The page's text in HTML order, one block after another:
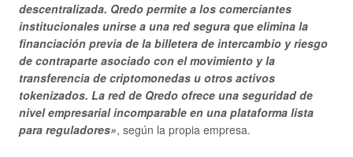
descentralizada. Qredo permite a los comerciantes
institucionales unirse a una red segura que elimina la
financiación previa de la billetera de intercambio y riesgo
de contraparte asociado con el movimiento y la
transferencia de criptomonedas u otros activos
tokenizados. La red de Qredo ofrece una seguridad de
nivel empresarial incomparable en una plataforma lista
para reguladores», según la propia empresa.